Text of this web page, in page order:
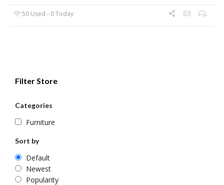
50 Used - 0 Today
Filter Store
Categories
Furniture
Sort by
Default
Newest
Popularity